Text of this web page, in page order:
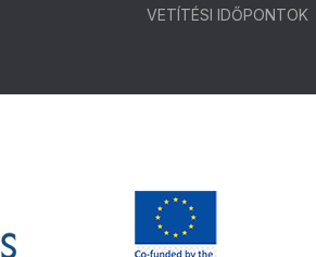
VETÍTÉSI IDŐPONTOK